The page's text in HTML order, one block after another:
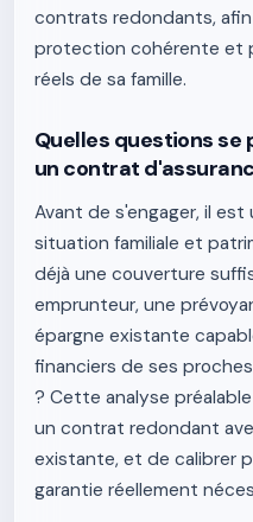
contrats redondants,
protection cohérente et
réels de sa famille.
Quelles questions se
un contrat
Avant de s'engager, il
situation familiale et
déjà une couverture
emprunteur, une
épargne existante
financiers de ses
? Cette analyse
un contrat redondant
existante, et de calibrer
garantie réellement